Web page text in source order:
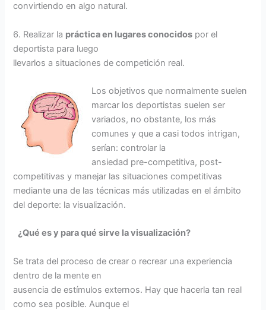
convirtiendo en algo natural.
6. Realizar la práctica en lugares conocidos por el
deportista para luego
llevarlos a situaciones de competición real.
Los objetivos que normalmente suelen
marcar los deportistas suelen ser
variados, no obstante, los más
comunes y que a casi todos intrigan,
serían: controlar la
ansiedad pre-competitiva, post-
competitivas y manejar las situaciones competitivas
mediante una de las técnicas más utilizadas en el ámbito
del deporte: la visualización.
¿Qué es y para qué sirve la visualización?
Se trata del proceso de crear o recrear una experiencia
dentro de la mente en
ausencia de estímulos externos. Hay que hacerla tan real
como sea posible. Aunque el